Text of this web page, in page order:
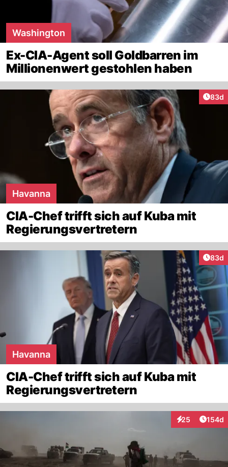
Washington
Ex-CIA-Agent soll Goldbarren im
Millionenwert gestohlen haben
83d
Havanna
CIA-Chef trifft sich auf Kuba mit
Regierungsvertretern
83d
Havanna
CIA-Chef trifft sich auf Kuba mit
Regierungsvertretern
25
Interaktionen
154d